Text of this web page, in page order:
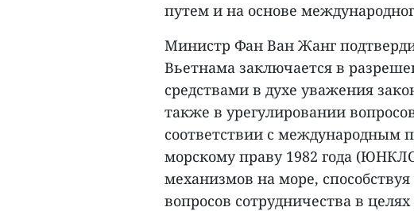
путем и на основе
Министр Фан Ван Жанг
Вьетнама заключается в
средствами в духе уважения
также в урегулировании
соответствии с
морскому праву 1982 года
механизмов на море,
вопросов сотрудничества в